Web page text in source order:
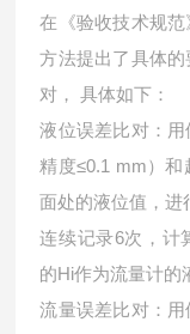
在《验收技术规
方法提出了具体
对， 具体如下：
液位误差比对：
精度≤0.1 mm）和
面处的液位值，进
连续记录6次，计
的Hi作为流量计的
流量误差比对：